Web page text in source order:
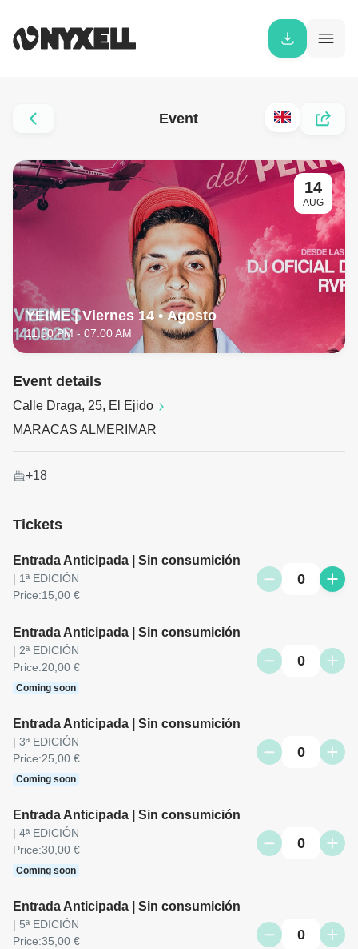
Event
14
AUG
YEIME | Viernes 14 • Agosto
11:00 PM - 07:00 AM
Event details
Calle Draga, 25, El Ejido
+18
Tickets
Entrada Anticipada | Sin consumición
| 1ª EDICIÓN
Price:15,00 €
0
Entrada Anticipada | Sin consumición
| 2ª EDICIÓN
Price:20,00 €
Coming soon
0
Entrada Anticipada | Sin consumición
| 3ª EDICIÓN
Price:25,00 €
Coming soon
0
Entrada Anticipada | Sin consumición
| 4ª EDICIÓN
Price:30,00 €
Coming soon
0
Entrada Anticipada | Sin consumición
| 5ª EDICIÓN
Price:35,00 € 0